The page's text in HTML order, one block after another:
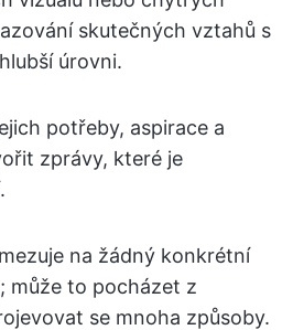
skutečných vztahů s
úrovni.
potřeby, aspirace a
zprávy, které je
na žádný konkrétní
může to pocházet z
se mnoha způsoby.